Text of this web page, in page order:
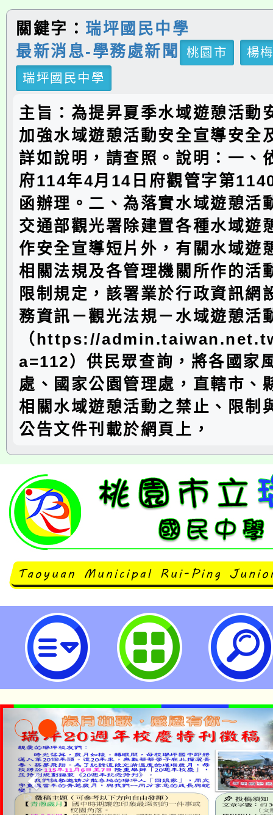
關鍵字： 瑞坪國民中學
最新消息-學務處新聞
桃園市
楊
瑞坪國民中學
主旨：為提昇夏季水域遊憩活動
加強水域遊憩活動安全宣導安全
詳如說明，請查照。說明：一、
府114年4月14日府觀管字第
函辦理。二、為落實水域遊憩活
交通部觀光署除建置各種水域遊
作安全宣導短片外，有關水域遊
相關法規及各管理機關所作的活
限制規定，該署業於行政資訊網
務資訊－觀光法規－水域遊憩活
（https://
a=112）供民眾查詢，將各國家
處、國家公園管理處，直轄市、
相關水域遊憩活動之禁止、限制
公告文件刊載於網頁上，
提昇夏季水域遊憩活動安全，加強
全宣導安全-桃園市立瑞坪國民中學